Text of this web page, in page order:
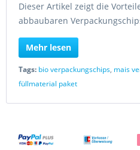
Dieser Artikel zeigt die
abbaubaren
Mehr lesen
Tags: bio verpackungschips, mais
füllmaterial paket